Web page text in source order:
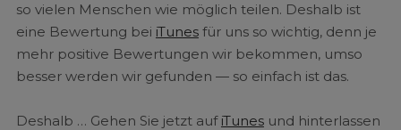
so vielen Menschen wie möglich teilen. Deshalb ist
eine Bewertung bei iTunesfür uns so wichtig, denn je
mehr positive Bewertungen wir bekommen, umso
besser werden wir gefunden — so einfach ist das.
Deshalb … Gehen Sie jetzt auf iTunesund hinterlassen